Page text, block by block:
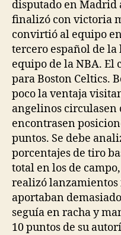
disputado en Madrid
finalizó con victoria
convirtió al equipo
tercero español de
equipo de la NBA.
para Boston Celtics.
poco la ventaja
angelinos
encontrasen
puntos. Se debe
porcentajes de tiro
total en los de
realizó
aportaban
seguía en racha y
10 puntos de su